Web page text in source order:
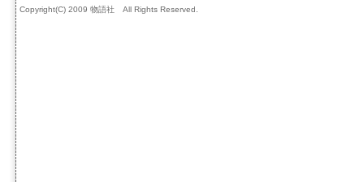
Copyright(C) 2009 物語社 All Rights Reserved.